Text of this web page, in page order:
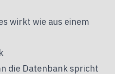
wirkt wie aus einem
die Datenbank spricht